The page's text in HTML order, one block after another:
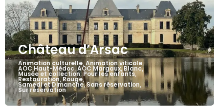
Château d’Arsac
Animation culturelle,Animation viticole,
AOC Haut-Médoc,AOC Margaux,Blanc,
Musée et collection,Pour les enfants
Restauration,Rouge,
Samedi et Dimanche,Sans réservation,
Sur réservation